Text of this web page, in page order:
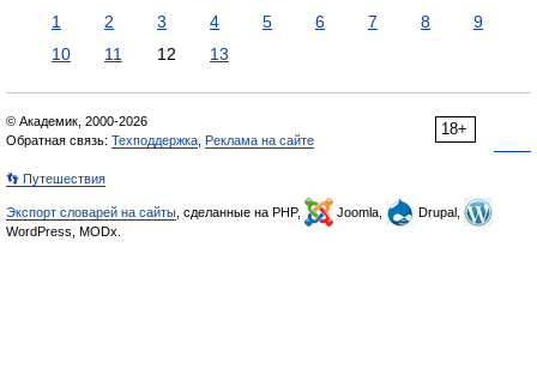
1 2 3 4 5 6 7 8
9
10
11 12 13
18+
© Академик, 2000-2026
Обратная связь: Техподдержка Реклама на сайте
👣 Путешествия
Экспорт словарей на сайты , сделанные на PHP, Joomla,
Drupal,
WordPress, MODx.